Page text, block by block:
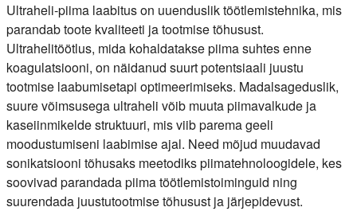
Ultraheli-piima laabitus on uuenduslik töötlemistehnika, mis
parandab toote kvaliteeti ja tootmise tõhusust.
Ultrahelitöötlus, mida kohaldatakse piima suhtes enne
koagulatsiooni, on näidanud suurt potentsiaali juustu
tootmise laabumisetapi optimeerimiseks. Madalsageduslik,
suure võimsusega ultraheli võib muuta piimavalkude ja
kaseiinmikelde struktuuri, mis viib parema geeli
moodustumiseni laabimise ajal. Need mõjud muudavad
sonikatsiooni tõhusaks meetodiks piimatehnoloogidele, kes
soovivad parandada piima töötlemistoiminguid ning
suurendada juustutootmise tõhusust ja järjepidevust.